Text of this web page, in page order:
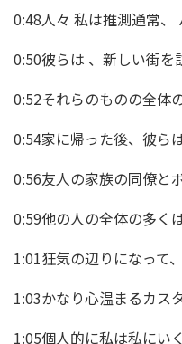
0:48人々 私は推測通常、
0:50彼らは 、新しい街を
0:52それらのものの全体
0:54家に帰った後、彼ら
0:56友人の家族の同僚と
0:59他の人の全体の多く
1:01狂気の辺りになって
1:03かなり心温まるカス
1:05個人的に私は私にい